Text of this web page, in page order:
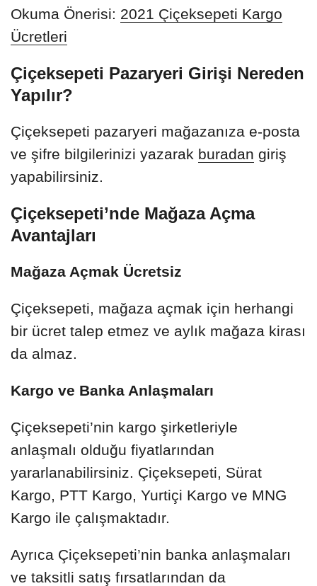
Okuma Önerisi: 2021 Çiçeksepeti Kargo
Ücretleri
Çiçeksepeti Pazaryeri Girişi Nereden
Yapılır?
Çiçeksepeti pazaryeri mağazanıza e-posta
ve şifre bilgilerinizi yazarak buradan giriş
yapabilirsiniz.
Çiçeksepeti’nde Mağaza Açma
Avantajları
Mağaza Açmak Ücretsiz
Çiçeksepeti, mağaza açmak için herhangi
bir ücret talep etmez ve aylık mağaza kirası
da almaz.
Kargo ve Banka Anlaşmaları
Çiçeksepeti’nin kargo şirketleriyle
anlaşmalı olduğu fiyatlarından
yararlanabilirsiniz. Çiçeksepeti, Sürat
Kargo, PTT Kargo, Yurtiçi Kargo ve MNG
Kargo ile çalışmaktadır.
Ayrıca Çiçeksepeti’nin banka anlaşmaları
ve taksitli satış fırsatlarından da